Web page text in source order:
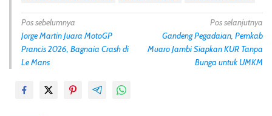
N
a
v
g
Pos sebelumnya
Jorge Martin Juara MotoGP
Prancis 2026, Bagnaia Crash di
Le Mans
Pos selanjutnya
Gandeng Pegadaian, Pemkab
Muaro Jambi Siapkan KUR Tanpa
Bunga untuk UMKM